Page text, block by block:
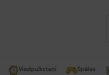
Viedpulksteņi Spēles